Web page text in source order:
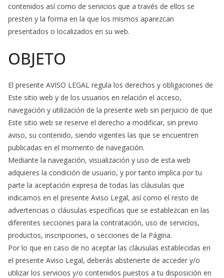
contenidos así como de servicios que a través de ellos se
presten y la forma en la que los mismos aparezcan
presentados o localizados en su web.
OBJETO
El presente AVISO LEGAL regula los derechos y obligaciones de
Este sitio web y de los usuarios en relación el acceso,
navegación y utilización de la presente web sin perjuicio de que
Este sitio web se reserve el derecho a modificar, sin previo
aviso, su contenido, siendo vigentes las que se encuentren
publicadas en el momento de navegación.
Mediante la navegación, visualización y uso de esta web
adquieres la condición de usuario, y por tanto implica por tu
parte la aceptación expresa de todas las cláusulas que
indicamos en el presente Aviso Legal, así como el resto de
advertencias o cláusulas específicas que se establezcan en las
diferentes secciones para la contratación, uso de servicios,
productos, inscripciones, o secciones de la Página.
Por lo que en caso de no aceptar las cláusulas establecidas en
el presente Aviso Legal, deberás abstenerte de acceder y/o
utilizar los servicios y/o contenidos puestos a tu disposición en